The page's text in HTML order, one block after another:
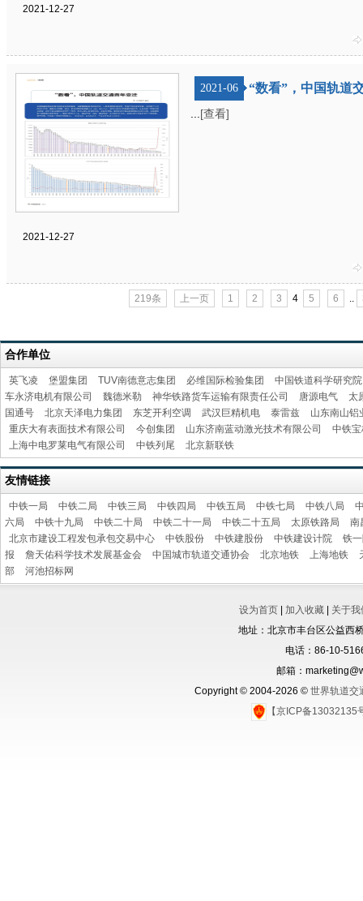
2021-12-27
2021-06 “数看”，中国轨道
[查看]
2021-12-27
219条 上一页 1 2 3 4 5 6 ..
合作单位
英飞凌 堡盟集团 TUV南德意志集团 必维国际检验集团
中国铁道科学研究院
车永济电机有限公司
魏德米勒 神华铁路货车运输有限责任公司 唐源电气
太
国通号
北京天泽电力集团 东芝开利空调 武汉巨精机电 泰雷兹
山东南山铝
重庆大有表面技术有限公司
今创集团 山东济南蓝动激光技术有限公司
中铁
上海中电罗莱电气有限公司
中铁列尾 北京新联铁
友情链接
中铁一局 中铁二局 中铁三局 中铁四局 中铁五局 中铁七局 中铁八局
六局
中铁十九局 中铁二十局 中铁二十一局 中铁二十五局 太原铁路局
南
北京市建设工程发包承包交易中心
中铁股份 中铁建股份 中铁建设计院
铁
报
詹天佑科学技术发展基金会 中国城市轨道交通协会 北京地铁 上海地铁
部
河池招标网
设为首页 加入收藏
关于我
地址：北京市丰台区公益西
电话：86-10-
邮箱：
Copyright © 2004-2026 © 世界轨道交
【京ICP备13032135